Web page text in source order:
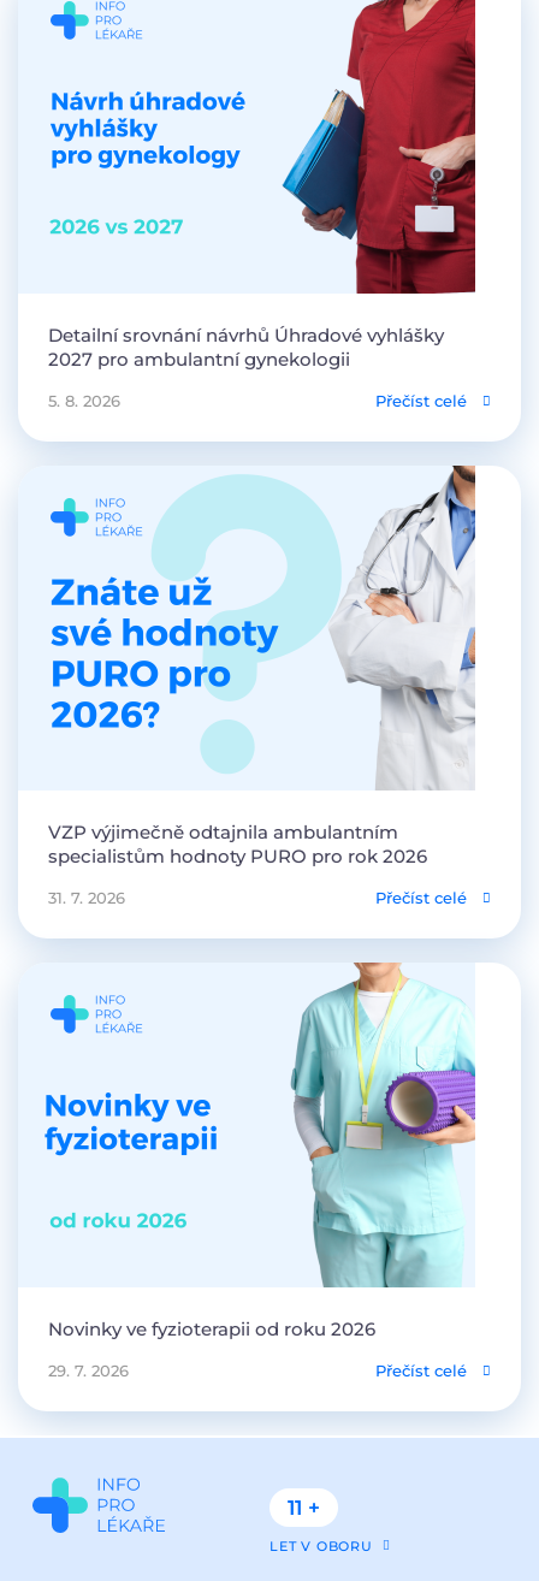
Detailní srovnání návrhů Úhradové vyhlášky
2027 pro ambulantní gynekologii
5. 8. 2026 Přečíst celé
VZP výjimečně odtajnila ambulantním
specialistům hodnoty PURO pro rok 2026
31. 7. 2026 Přečíst celé
Novinky ve fyzioterapii od roku 2026
29. 7. 2026 Přečíst celé
11 +
LET V OBORU